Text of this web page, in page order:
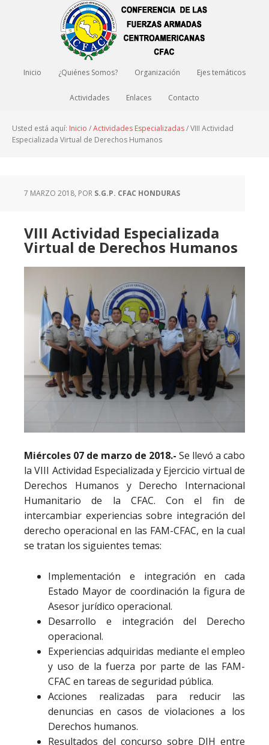
Inicio ¿Quiénes Somos? Organización Ejes temáticos
Actividades Enlaces Contacto
Usted está aquí: Inicio /Actividades Especializadas/VIII Actividad
Especializada Virtual de Derechos Humanos
7 MARZO 2018, POR S.G.P. CFAC HONDURAS
VIII Actividad Especializada
Virtual de Derechos Humanos
Miércoles 07 de marzo de 2018.- Se llevó a cabo
la VIII Actividad Especializada y Ejercicio virtual de
Derechos Humanos y Derecho Internacional
Humanitario de la CFAC. Con el fin de
intercambiar experiencias sobre integración del
derecho operacional en las FAM-CFAC, en la cual
se tratan los siguientes temas:
Implementación e integración en cada
Estado Mayor de coordinación la figura de
Asesor jurídico operacional.
Desarrollo e integración del Derecho
operacional.
Experiencias adquiridas mediante el empleo
y uso de la fuerza por parte de las FAM-
CFAC en tareas de seguridad pública.
Acciones realizadas para reducir las
denuncias en casos de violaciones a los
Derechos humanos.
Resultados del concurso sobre DIH entre